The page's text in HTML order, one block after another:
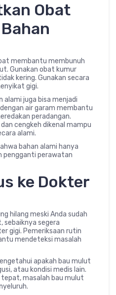
Obat
membantu membunuh
Gunakan obat kumur
kering. Gunakan secara
gigi.
alami juga bisa menjadi
air garam membantu
peradangan.
cengkeh dikenal mampu
alami.
bahan alami hanya
pengganti perawatan
ke Dokter
hilang meski Anda sudah
sebaiknya segera
gigi. Pemeriksaan rutin
mendeteksi masalah
apakah bau mulut
atau kondisi medis lain.
tepat, masalah bau mulut